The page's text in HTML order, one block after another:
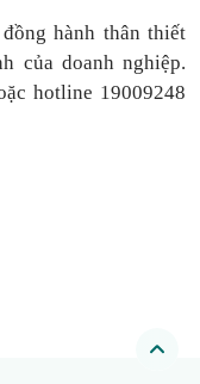
hành thân thiết
của doanh nghiệp.
hotline 19009248